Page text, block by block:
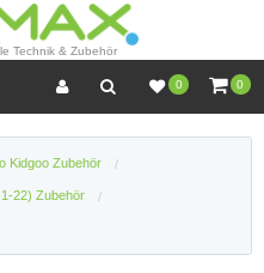
Technik & Zubehör
0 0
Kidgoo Zubehör
22) Zubehör